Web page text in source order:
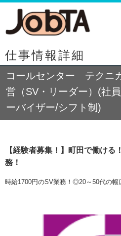
仕事情報詳細
コールセンター テクニ
営（SV・リーダー）(社
ーバイザー/シフト制)
【経験者募集！】町田で働け
務！
時給1700円のSV業務！◎20～50代の幅